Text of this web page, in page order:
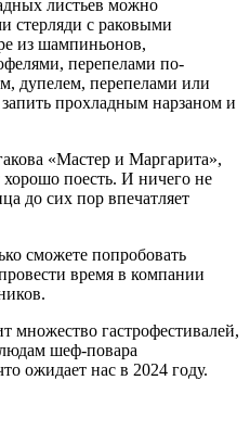
листьев можно
стерляди с раковыми
из шампиньонов,
перепелами по-
дупелем, перепелами или
прохладным нарзаном и
«Мастер и Маргарита»,
хорошо поесть. И ничего не
до сих пор впечатляет
сможете попробовать
время в компании
гастрофестивалей,
шеф-повара
ожидает нас в 2024 году.